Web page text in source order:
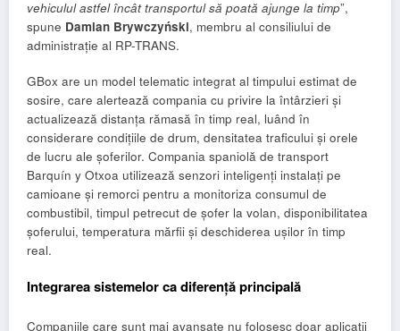
vehiculul astfel încât transportul să poată ajunge la timp”,
spune Damian Brywczyński, membru al consiliului de
administrație al RP-TRANS.
GBox are un model telematic integrat al timpului estimat de
sosire, care alertează compania cu privire la întârzieri și
actualizează distanța rămasă în timp real, luând în
considerare condițiile de drum, densitatea traficului și orele
de lucru ale șoferilor. Compania spaniolă de transport
Barquín y Otxoa utilizează senzori inteligenți instalați pe
camioane și remorci pentru a monitoriza consumul de
combustibil, timpul petrecut de șofer la volan, disponibilitatea
șoferului, temperatura mărfii și deschiderea ușilor în timp
real.
Integrarea sistemelor ca diferență principală
Companiile care sunt mai avansate nu folosesc doar aplicații